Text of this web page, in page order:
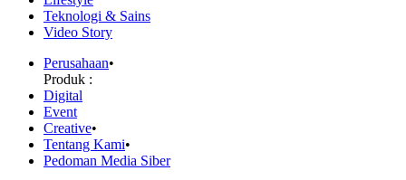
Teknologi & Sains
Video Story
Perusahaan•
Produk :
Digital
Event
Creative•
Tentang Kami•
Pedoman Media Siber